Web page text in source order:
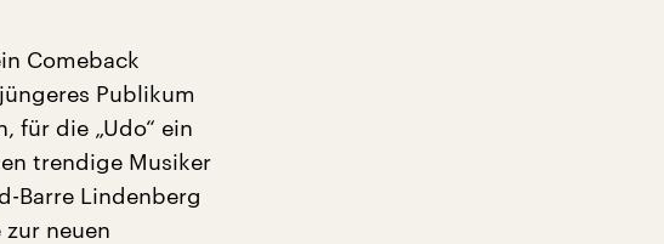
Comeback
Publikum
für die „Udo“ ein
trendige Musiker
Barre Lindenberg
neuen